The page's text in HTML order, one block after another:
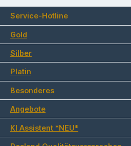
Service-Hotline
Gold
Silber
Platin
Besonderes
Angebote
KI Assistent *NEU*